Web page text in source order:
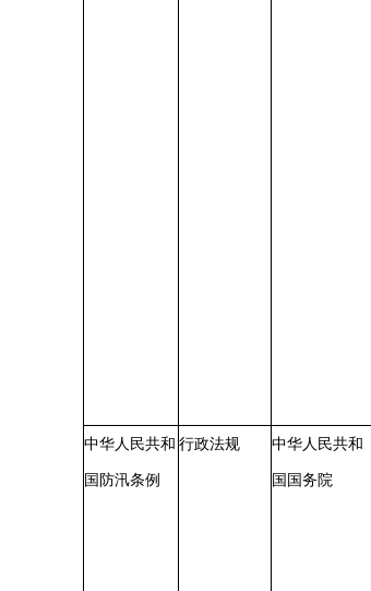
中华人民共和
国防汛条例
行政法规 中华人民共和
国国务院